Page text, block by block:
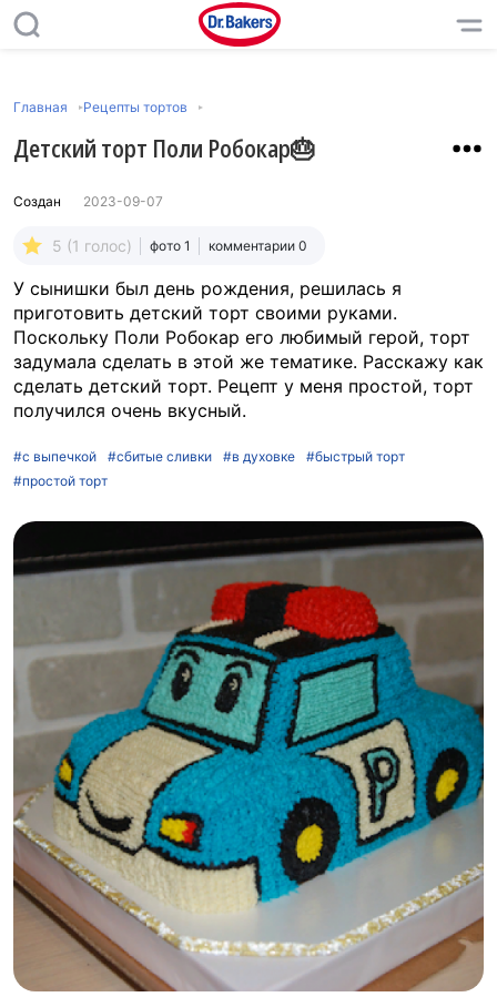
Главная Рецепты тортов
Детский торт Поли Робокар🎂
Создан 2023-09-07
5 (1 голос) фото 1 комментарии 0
У сынишки был день рождения, решилась я
приготовить детский торт своими руками.
Поскольку Поли Робокар его любимый герой, торт
задумала сделать в этой же тематике. Расскажу как
сделать детский торт. Рецепт у меня простой, торт
получился очень вкусный.
#с выпечкой #сбитые сливки #в духовке
#быстрый торт
#простой торт